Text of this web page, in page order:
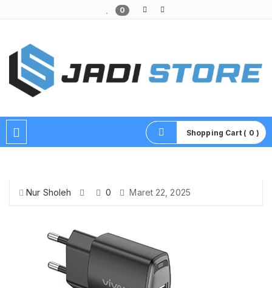
0
Shopping Cart ( 0 )
Nur Sholeh 0 Maret 22, 2025